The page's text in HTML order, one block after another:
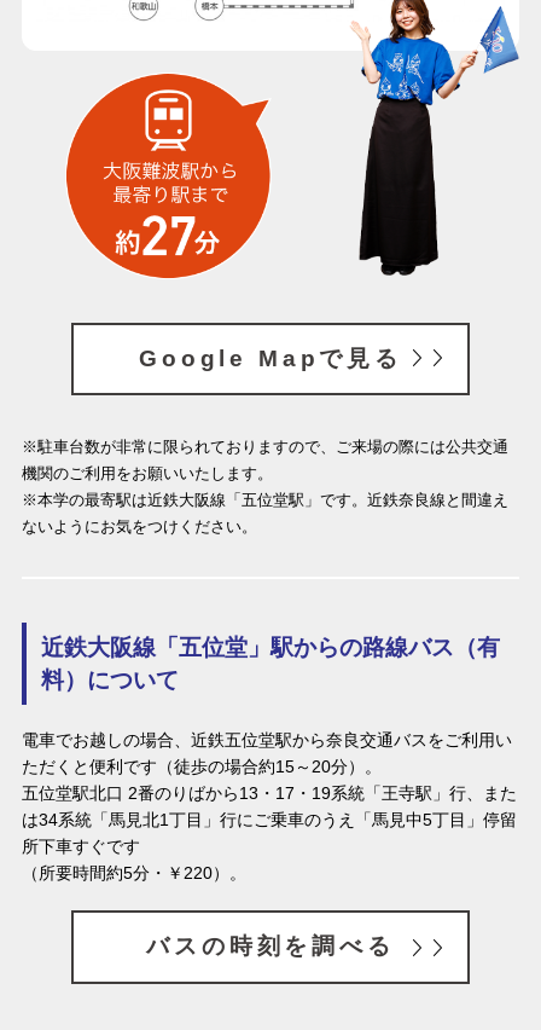
Google Mapで見る
※駐車台数が非常に限られておりますので、ご来場の際には公共交通
機関のご利用をお願いいたします。
※本学の最寄駅は近鉄大阪線「五位堂駅」です。近鉄奈良線と間違え
ないようにお気をつけください。
近鉄大阪線「五位堂」駅からの路線バス（有
料）について
電車でお越しの場合、近鉄五位堂駅から奈良交通バスをご利用い
ただくと便利です（徒歩の場合約15～20分）。
五位堂駅北口 2番のりばから13・17・19系統「王寺駅」行、また
は34系統「馬見北1丁目」行にご乗車のうえ「馬見中5丁目」停留
所下車すぐです
（所要時間約5分・￥220）。
バスの時刻を調べる